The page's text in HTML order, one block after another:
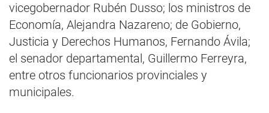
vicegobernador Rubén Dusso; los ministros de
Economía, Alejandra Nazareno; de Gobierno,
Justicia y Derechos Humanos, Fernando Ávila;
el senador departamental, Guillermo Ferreyra,
entre otros funcionarios provinciales y
municipales.